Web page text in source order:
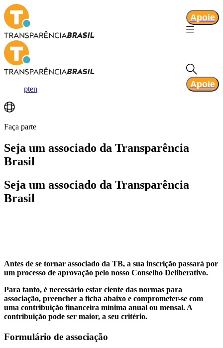
Apoie
pten Apoie
Faça parte
Seja um associado da Transparência
Brasil
Seja um associado da Transparência
Brasil
Antes de se tornar associado da TB, a sua inscrição passará por
um processo de aprovação pelo nosso Conselho Deliberativo.
Para tanto, é necessário estar ciente das normas para
associação, preencher a ficha abaixo e comprometer-se com
uma contribuição financeira mínima anual ou mensal. A
contribuição pode ser maior, a seu critério.
Formulário de associação